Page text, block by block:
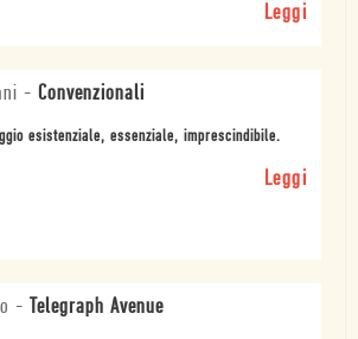
Leggi
- Convenzionali
esistenziale, essenziale, imprescindibile.
Leggi
- Telegraph Avenue